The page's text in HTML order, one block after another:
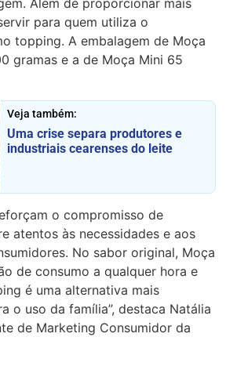
para quem utiliza o
topping. A embalagem de Moça
gramas e a de Moça Mini 65
Veja também:
Uma crise separa produtores e
industriais cearenses do leite
o compromisso de
atentos às necessidades e aos
No sabor original, Moça
de consumo a qualquer hora e
é uma alternativa mais
o uso da família”, destaca Natália
de Marketing Consumidor da